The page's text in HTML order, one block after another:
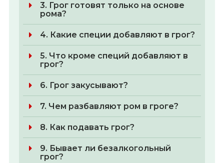
3. Грог готовят только на основе
рома?
4. Какие специи добавляют в грог?
5. Что кроме специй добавляют в
грог?
6. Грог закусывают?
7. Чем разбавляют ром в гроге?
8. Как подавать грог?
9. Бывает ли безалкогольный
грог?